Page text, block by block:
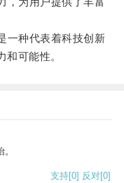
种代表着科技创新
可能性。
支持[0] 反对[0]